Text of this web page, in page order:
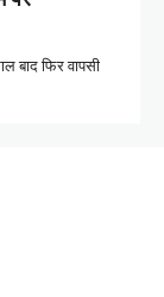
बाद फिर वापसी